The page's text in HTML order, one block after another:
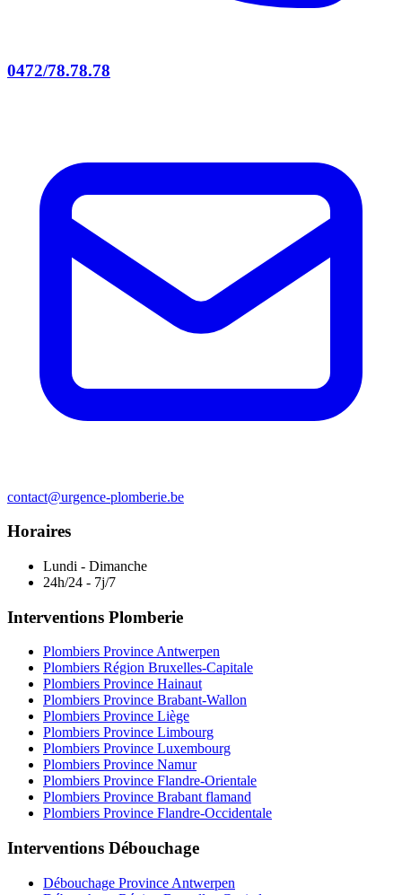
0472/78.78.78
contact@urgence-plomberie.be
Horaires
Lundi - Dimanche
24h/24 - 7j/7
Interventions Plomberie
Plombiers Province Antwerpen
Plombiers Région Bruxelles-Capitale
Plombiers Province Hainaut
Plombiers Province Brabant-Wallon
Plombiers Province Liège
Plombiers Province Limbourg
Plombiers Province Luxembourg
Plombiers Province Namur
Plombiers Province Flandre-Orientale
Plombiers Province Brabant flamand
Plombiers Province Flandre-Occidentale
Interventions Débouchage
Débouchage Province Antwerpen